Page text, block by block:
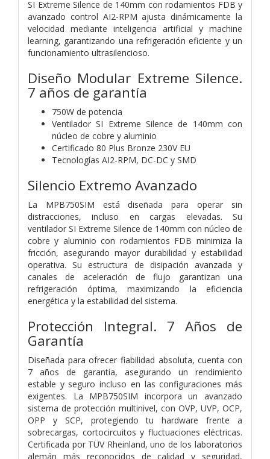
SI Extreme Silence de 140mm con rodamientos FDB y
avanzado control AI2-RPM ajusta dinámicamente la
velocidad mediante inteligencia artificial y machine
learning, garantizando una refrigeración eficiente y un
funcionamiento ultrasilencioso.
Diseño Modular Extreme Silence.
7 años de garantía
750W de potencia
Ventilador SI Extreme Silence de 140mm con
núcleo de cobre y aluminio
Certificado 80 Plus Bronze 230V EU
Tecnologías AI2-RPM, DC-DC y SMD
Silencio Extremo Avanzado
La MPB750SIM está diseñada para operar sin
distracciones, incluso en cargas elevadas. Su
ventilador SI Extreme Silence de 140mm con núcleo de
cobre y aluminio con rodamientos FDB minimiza la
fricción, asegurando mayor durabilidad y estabilidad
operativa. Su estructura de disipación avanzada y
canales de aceleración de flujo garantizan una
refrigeración óptima, maximizando la eficiencia
energética y la estabilidad del sistema.
Protección Integral. 7 Años de
Garantía
Diseñada para ofrecer fiabilidad absoluta, cuenta con
7 años de garantía, asegurando un rendimiento
estable y seguro incluso en las configuraciones más
exigentes. La MPB750SIM incorpora un avanzado
sistema de protección multinivel, con OVP, UVP, OCP,
OPP y SCP, protegiendo tu hardware frente a
sobrecargas, cortocircuitos y fluctuaciones eléctricas.
Certificada por TÜV Rheinland, uno de los laboratorios
alemán más reconocidos de calidad y seguridad,